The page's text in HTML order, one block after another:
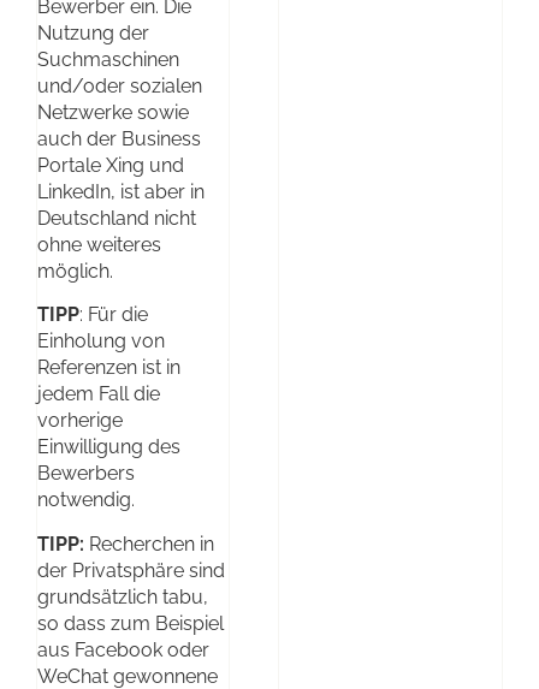
Bewerber ein. Die
Nutzung der
Suchmaschinen
und/oder sozialen
Netzwerke sowie
auch der Business
Portale Xing und
LinkedIn, ist aber in
Deutschland nicht
ohne weiteres
möglich.
TIPP: Für die
Einholung von
Referenzen ist in
jedem Fall die
vorherige
Einwilligung des
Bewerbers
notwendig.
TIPP: Recherchen in
der Privatsphäre sind
grundsätzlich tabu,
so dass zum Beispiel
aus Facebook oder
WeChat gewonnene